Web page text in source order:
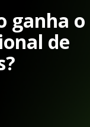
ganha o
de